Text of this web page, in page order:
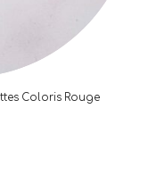
Coloris Rouge